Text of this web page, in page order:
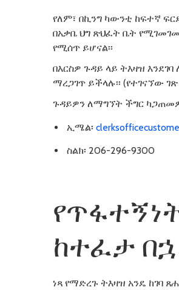
የለም፣ በኪንግ ካውንቲ ከፍተኛ
በአቃቤ ህግ ጽህፈት ቤት
የሚሰጥ ይሆናል፡፡
በእርስዎ ጉዳይ ላይ ትእዛዝ
ማረጋገጥ ይችላሉ፡፡ (የተገናኘው
ጉዳይዎን ለማግኘት ችግር
ኢሜል፡
ስልክ፡ 206-296-9300
ከተፈታ
ነጻ የማድረጉ ትእዛዝ አንዴ ከገባ